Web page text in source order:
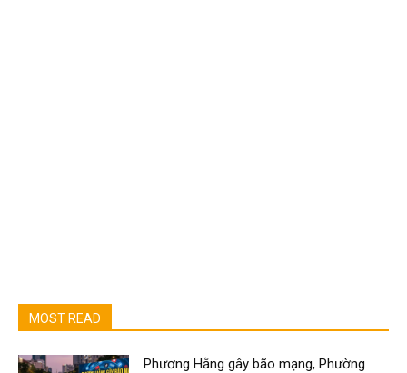
MOST READ
Phương Hằng gây bão mạng, Phường